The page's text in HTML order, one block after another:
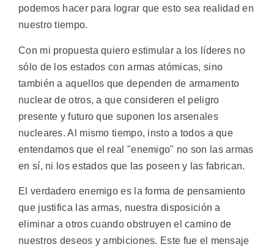
podemos hacer para lograr que esto sea realidad en
nuestro tiempo.
Con mi propuesta quiero estimular a los líderes no
sólo de los estados con armas atómicas, sino
también a aquellos que dependen de armamento
nuclear de otros, a que consideren el peligro
presente y futuro que suponen los arsenales
nucleares. Al mismo tiempo, insto a todos a que
entendamos que el real "enemigo" no son las armas
en sí, ni los estados que las poseen y las fabrican.
El verdadero enemigo es la forma de pensamiento
que justifica las armas, nuestra disposición a
eliminar a otros cuando obstruyen el camino de
nuestros deseos y ambiciones. Este fue el mensaje